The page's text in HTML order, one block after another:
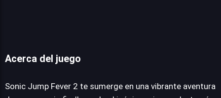
Sonic jump fever 2
Acerca del juego
Sonic Jump Fever 2 te sumerge en una vibrante aventura